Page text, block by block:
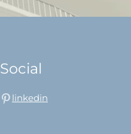
Social
linkedin